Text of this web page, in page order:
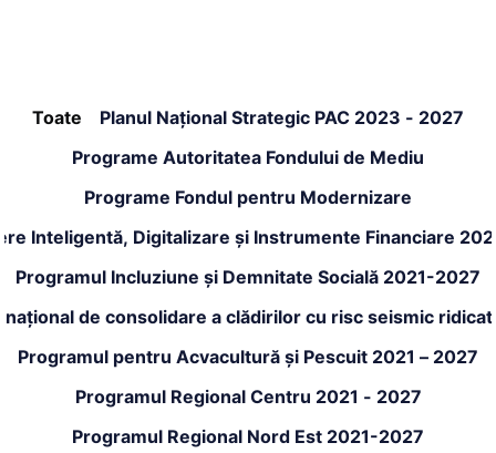
Planul Național Strategic PAC 2023 - 2027
Programe Autoritatea Fondului de Mediu
Programe Fondul pentru Modernizare
Inteligentă, Digitalizare și Instrumente Financiare
Programul Incluziune și Demnitate Socială 2021-2027
de consolidare a clădirilor cu risc seismic ridicat
Programul pentru Acvacultură și Pescuit 2021 – 2027
Programul Regional Centru 2021 - 2027
Programul Regional Nord Est 2021-2027
Toate